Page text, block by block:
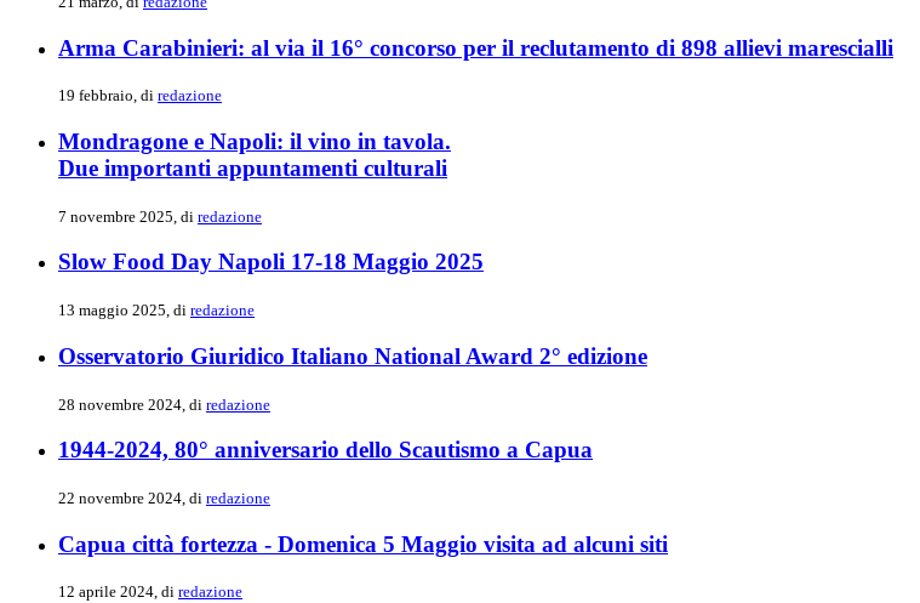
Arma Carabinieri: al via il 16° concorso per il reclutamento di 898 allievi marescialli
19 febbraio, di redazione
Mondragone e Napoli: il vino in tavola.
Due importanti appuntamenti culturali
7 novembre 2025, di redazione
Slow Food Day Napoli 17-18 Maggio 2025
13 maggio 2025, di redazione
Osservatorio Giuridico Italiano National Award 2° edizione
28 novembre 2024, di redazione
1944-2024, 80° anniversario dello Scautismo a Capua
22 novembre 2024, di redazione
Capua città fortezza - Domenica 5 Maggio visita ad alcuni siti
12 aprile 2024, di redazione